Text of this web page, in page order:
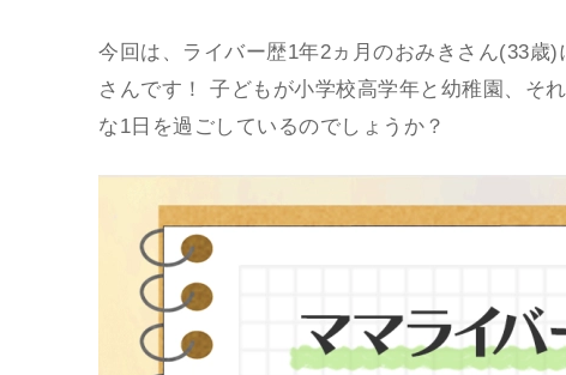
今回は、ライバー歴1年2ヵ月のおみきさん(33歳
さんです！ 子どもが小学校高学年と幼稚園、そ
な1日を過ごしているのでしょうか？